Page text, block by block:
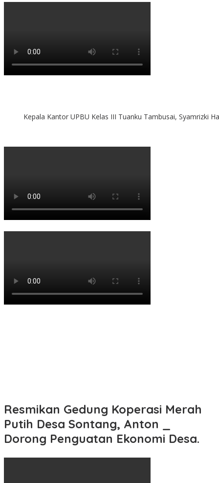
Kepala Kantor UPBU Kelas III Tuanku Tambusai, Syamrizki
Resmikan Gedung Koperasi Merah
Putih Desa Sontang, Anton _
Dorong Penguatan Ekonomi Desa.